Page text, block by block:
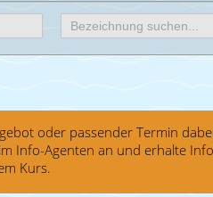
oder passender Termin
Info-Agenten an und erhalte
Kurs.